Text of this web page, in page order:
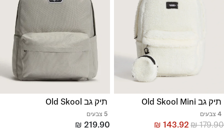
תיק גב Old Skool Mini
4 צבעים
₪179.90
₪ 143.92
תיק גב Old Skool
5 צבעים
₪ 219.90